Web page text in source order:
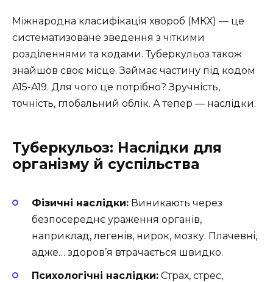
Міжнародна класифікація хвороб (МКХ) — це
систематизоване зведення з чіткими
розділеннями та кодами. Туберкульоз також
знайшов своє місце. Займає частину під кодом
A15-A19. Для чого це потрібно? Зручність,
точність, глобальний облік. А тепер — наслідки.
Туберкульоз: Наслідки для
організму й суспільства
Фізичні наслідки: Виникають через
безпосереднє ураження органів,
наприклад, легенів, нирок, мозку. Плачевні,
адже… здоров’я втрачається швидко.
Психологічні наслідки: Страх, стрес,